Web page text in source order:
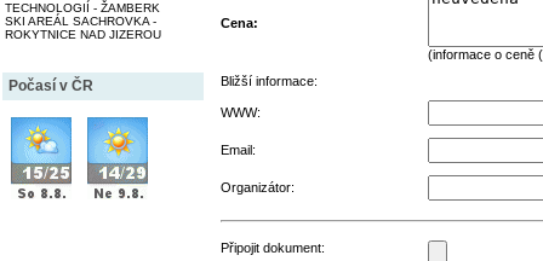
TECHNOLOGIÍ - ŽAMBERK
SKI AREÁL SACHROVKA -
ROKYTNICE NAD JIZEROU
Počasí v ČR
Cena:
(informace o ceně
Bližší informace:
WWW:
Email:
Organizátor:
Připojit dokument: